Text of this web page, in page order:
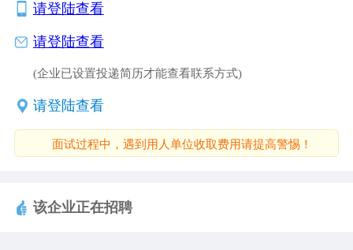
请登陆查看
请登陆查看
(企业已设置投递简历才能查看联系方式)
请登陆查看
面试过程中，遇到用人单位收取费用请提高警惕！
该企业正在招聘